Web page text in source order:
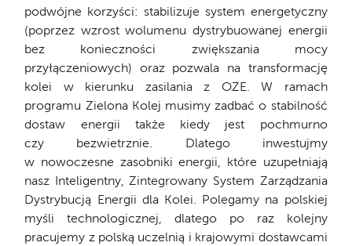
podwójne korzyści: stabilizuje system energetyczny
(poprzez wzrost wolumenu dystrybuowanej energii
bez konieczności zwiększania mocy
przyłączeniowych) oraz pozwala na transformację
kolei w kierunku zasilania z OZE. W ramach
programu Zielona Kolej musimy zadbać o stabilność
dostaw energii także kiedy jest pochmurno
czy bezwietrznie. Dlatego inwestujmy
w nowoczesne zasobniki energii, które uzupełniają
nasz Inteligentny, Zintegrowany System Zarządzania
Dystrybucją Energii dla Kolei. Polegamy na polskiej
myśli technologicznej, dlatego po raz kolejny
pracujemy z polską uczelnią i krajowymi dostawcami